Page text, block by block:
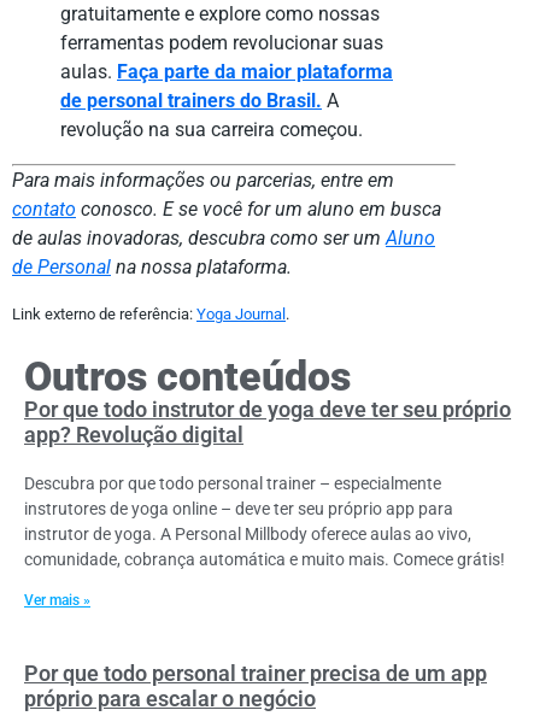
gratuitamente e explore como nossas
ferramentas podem revolucionar suas
aulas. Faça parte da maior plataforma
de personal trainers do Brasil. A
revolução na sua carreira começou.
Para mais informações ou parcerias, entre em
contato conosco. E se você for um aluno em busca
de aulas inovadoras, descubra como ser um Aluno
de Personal na nossa plataforma.
Link externo de referência: Yoga Journal .
Outros conteúdos
Por que todo instrutor de yoga deve ter seu próprio
app? Revolução digital
Descubra por que todo personal trainer – especialmente
instrutores de yoga online – deve ter seu próprio app para
instrutor de yoga. A Personal Millbody oferece aulas ao vivo,
comunidade, cobrança automática e muito mais. Comece grátis!
Ver mais »
Por que todo personal trainer precisa de um app
próprio para escalar o negócio